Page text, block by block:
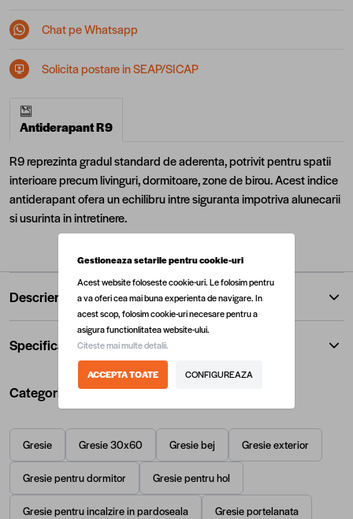
Chat pe Whatsapp
Solicita postare in SEAP/SICAP
Antiderapant R9
R9 reprezinta gradul standard de aderenta, potrivit pentru spatii
interioare precum livinguri, dormitoare, zone de birou. Acest indice
antiderapant ofera un echilibru intre siguranta impotriva alunecarii
si usurinta in intretinere.
Descriere
Specificatii
Categorii utile
Gresie Gresie 30x60 Gresie bej Gresie exterior
Gresie pentru dormitor Gresie pentru hol
Gresie pentru incalzire in pardoseala Gresie portelanata
Gestioneaza setarile pentru cookie-uri
Acest website foloseste cookie-uri. Le folosim pentru
a va oferi cea mai buna experienta de navigare. In
acest scop, folosim cookie-uri necesare pentru a
asigura functionlitatea website-ului.
Citeste mai multe detalii.
ACCEPTA TOATE CONFIGUREAZA